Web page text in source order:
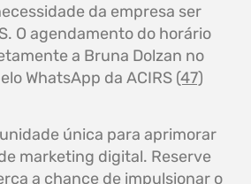
da empresa ser
O agendamento do horário
a Bruna Dolzan no
WhatsApp da ACIRS (47)
única para aprimorar
marketing digital. Reserve
a chance de impulsionar o